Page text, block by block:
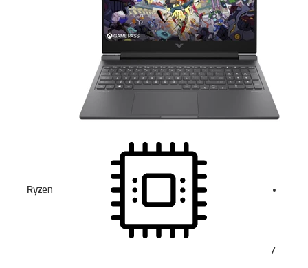
Ryzen
7